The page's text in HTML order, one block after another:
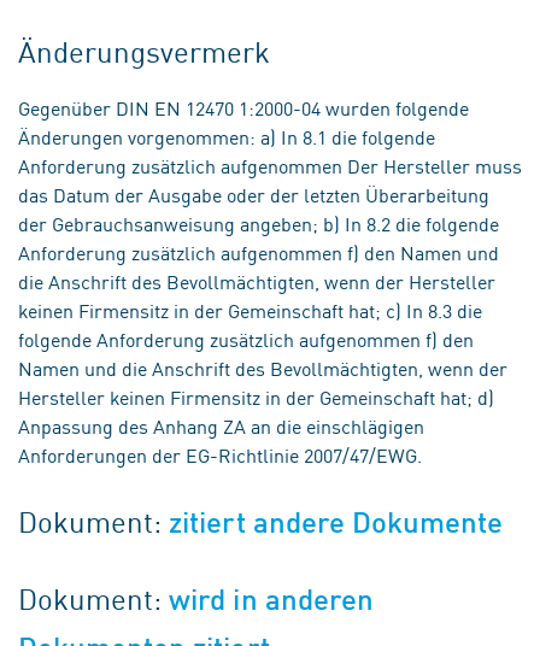
Änderungsvermerk
Gegenüber DIN EN 12470 1:2000-04 wurden folgende
Änderungen vorgenommen: a) In 8.1 die folgende
Anforderung zusätzlich aufgenommen Der Hersteller muss
das Datum der Ausgabe oder der letzten Überarbeitung
der Gebrauchsanweisung angeben; b) In 8.2 die folgende
Anforderung zusätzlich aufgenommen f) den Namen und
die Anschrift des Bevollmächtigten, wenn der Hersteller
keinen Firmensitz in der Gemeinschaft hat; c) In 8.3 die
folgende Anforderung zusätzlich aufgenommen f) den
Namen und die Anschrift des Bevollmächtigten, wenn der
Hersteller keinen Firmensitz in der Gemeinschaft hat; d)
Anpassung des Anhang ZA an die einschlägigen
Anforderungen der EG-Richtlinie 2007/47/EWG.
Dokument: zitiert andere Dokumente
Dokument:wird in anderen